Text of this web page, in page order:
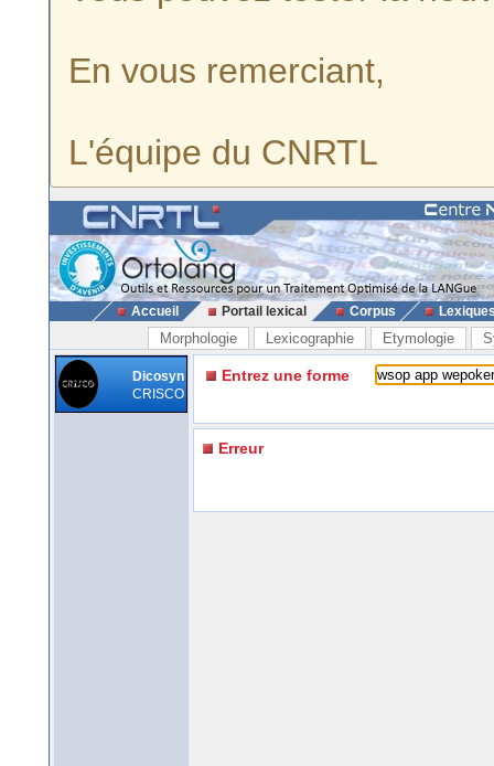
En vous remerciant,
L'équipe du CNRTL
Accueil Portail lexical Corpus
Morphologie Lexicographie Etymologie
Dicosyn
CRISCO
Entrez une forme
Erreur